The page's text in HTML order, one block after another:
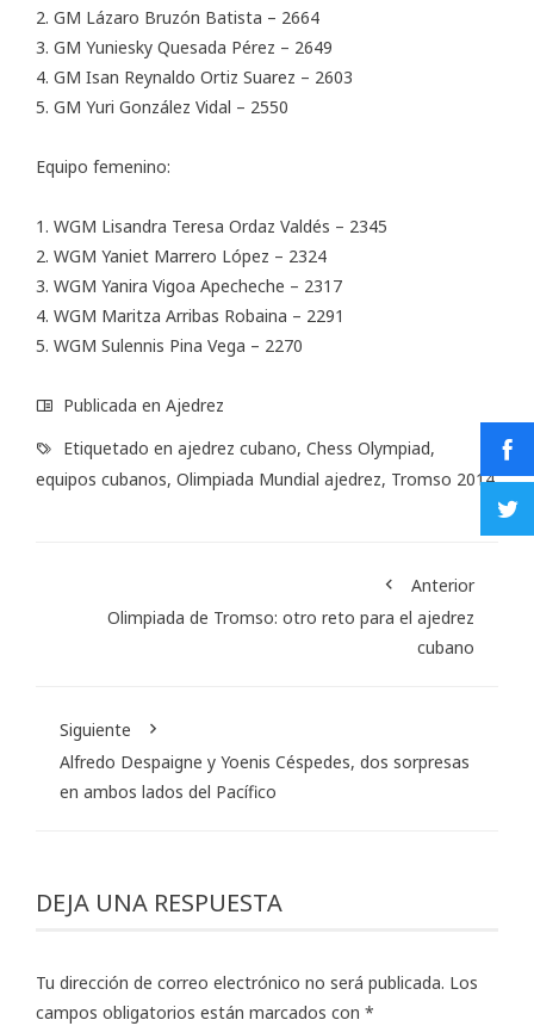
2. GM Lázaro Bruzón Batista – 2664
3. GM Yuniesky Quesada Pérez – 2649
4. GM Isan Reynaldo Ortiz Suarez – 2603
5. GM Yuri González Vidal – 2550
Equipo femenino:
1. WGM Lisandra Teresa Ordaz Valdés – 2345
2. WGM Yaniet Marrero López – 2324
3. WGM Yanira Vigoa Apecheche – 2317
4. WGM Maritza Arribas Robaina – 2291
5. WGM Sulennis Pina Vega – 2270
Publicada en Ajedrez
Etiquetado en ajedrez cubano, Chess Olympiad,
equipos cubanos, Olimpiada Mundial ajedrez, Tromso 2014
Anterior
Olimpiada de Tromso: otro reto para el ajedrez
cubano
Siguiente
Alfredo Despaigne y Yoenis Céspedes, dos sorpresas
en ambos lados del Pacífico
DEJA UNA RESPUESTA
Tu dirección de correo electrónico no será publicada. Los
campos obligatorios están marcados con *